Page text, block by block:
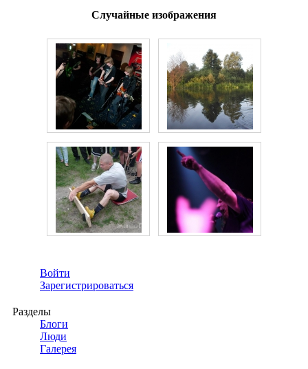
Случайные изображения
Войти
Зарегистрироваться
Разделы
Блоги
Люди
Галерея